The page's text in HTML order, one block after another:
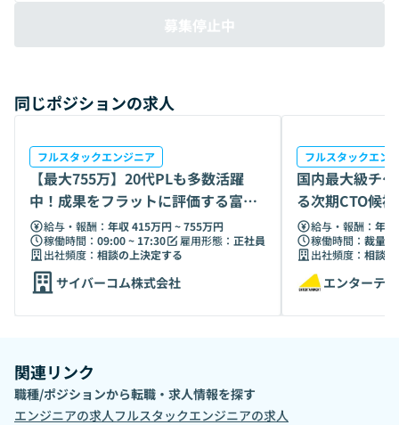
募集停止中
同じポジションの求人
フルスタックエンジニア
【最大755万】20代PLも多数活躍
中！成果をフラットに評価する富士
ソフトG
給与・報酬： 年収 415万円 ~ 755万円
稼働時間： 09:00 ~ 17:30 雇用形態： 正社員
出社頻度： 相談の上決定する
サイバーコム株式会社
フルスタックエン
国内最大級チ
る次期CTO候
給与・報酬： 年
稼働時間： 裁量労
出社頻度： 相談
エンターテ
関連リンク
職種/ポジションから転職・求人情報を探す
エンジニアの求人 フルスタックエンジニアの求人